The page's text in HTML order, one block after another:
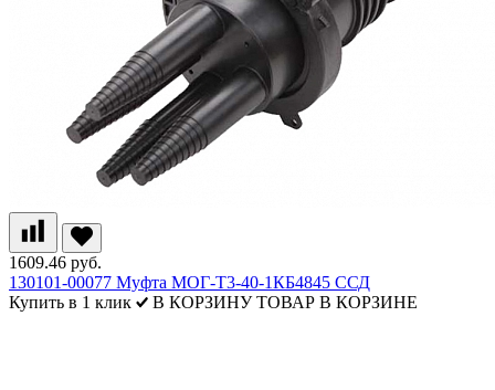
1609.46 руб.
130101-00077 Муфта МОГ-Т3-40-1КБ4845 ССД
Купить в 1 клик
В КОРЗИНУ ТОВАР В КОРЗИНЕ